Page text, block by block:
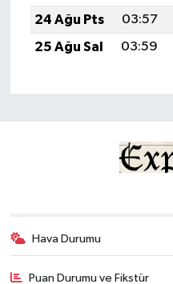
24 Ağu Pts
03:57
25 Ağu Sal
03:59
Hava Durumu
Puan Durumu ve Fikstür